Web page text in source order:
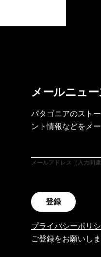
メールニュ
パタゴニアのスト
ント情報などをメ
メールアドレス（入力間
登録
プライバシーポリ
ご登録をお願いしま